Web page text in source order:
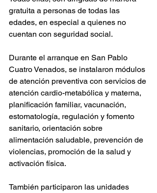
gratuita a personas de todas las
edades, en especial a quienes no
cuentan con seguridad social.
Durante el arranque en San Pablo
Cuatro Venados, se instalaron módulos
de atención preventiva con servicios de
atención cardio-metabólica y materna,
planificación familiar, vacunación,
estomatología, regulación y fomento
sanitario, orientación sobre
alimentación saludable, prevención de
violencias, promoción de la salud y
activación física.
También participaron las unidades